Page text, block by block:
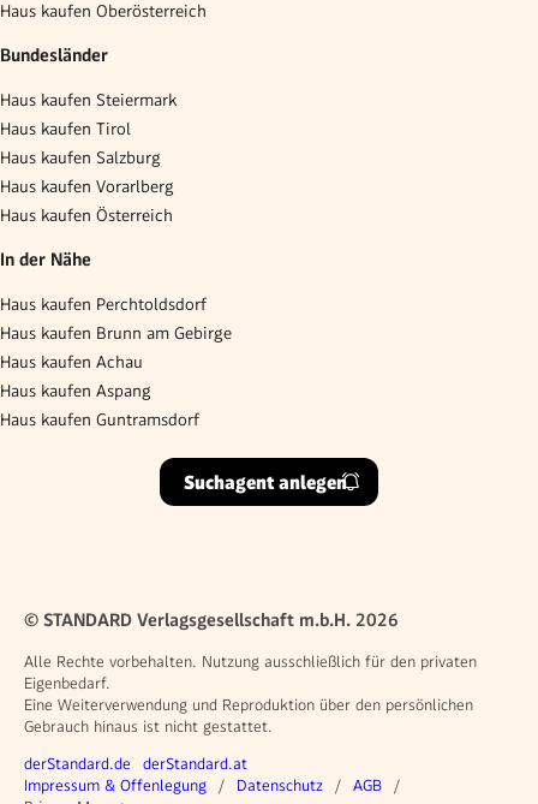
Haus kaufen Oberösterreich
Bundesländer
Haus kaufen Steiermark
Haus kaufen Tirol
Haus kaufen Salzburg
Haus kaufen Vorarlberg
Haus kaufen Österreich
In der Nähe
Haus kaufen Perchtoldsdorf
Haus kaufen Brunn am Gebirge
Haus kaufen Achau
Haus kaufen Aspang
Haus kaufen Guntramsdorf
Suchagent anlegen
© STANDARD Verlagsgesellschaft m.b.H. 2026
Alle Rechte vorbehalten. Nutzung ausschließlich für den privaten
Eigenbedarf.
Eine Weiterverwendung und Reproduktion über den persönlichen
Gebrauch hinaus ist nicht gestattet.
Weitere Angebote
derStandard.de derStandard.at
Rechtliches
Impressum & Offenlegung Datenschutz
AGB